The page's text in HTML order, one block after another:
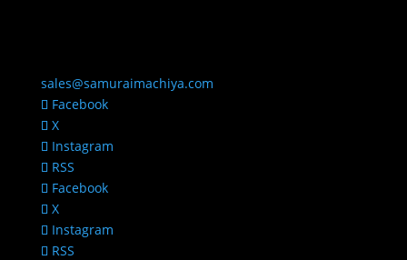
sales@samuraimachiya.com
Facebook
X
Instagram
RSS
Facebook
X
Instagram
RSS